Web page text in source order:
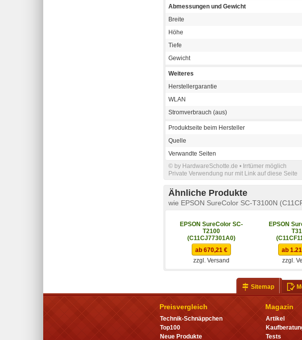
Abmessungen und Gewicht
Breite
Höhe
Tiefe
Gewicht
Weiteres
Herstellergarantie
WLAN
Stromverbrauch (aus)
Produktseite beim Hersteller
Quelle
Verwandte Seiten
© by HardwareSchotte.de • Irrtümer möglich
Private Verwendung nur mit Link auf diese Seite
Ähnliche Produkte
wie EPSON SureColor SC-T3100N
EPSON SureColor SC-
T2100
(C11CJ77301A0)
EPSON
ab 670,21 €
zzgl. Versand
ab
zzgl.
Sitemap
Preisvergleich
Technik-Schnäppchen
Top100
Neue Produkte
Magazin
Artikel
Tests